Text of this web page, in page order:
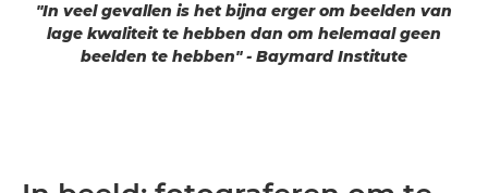
"In veel gevallen is het bijna erger om beelden van
lage kwaliteit te hebben dan om helemaal geen
beelden te hebben" - Baymard Institute